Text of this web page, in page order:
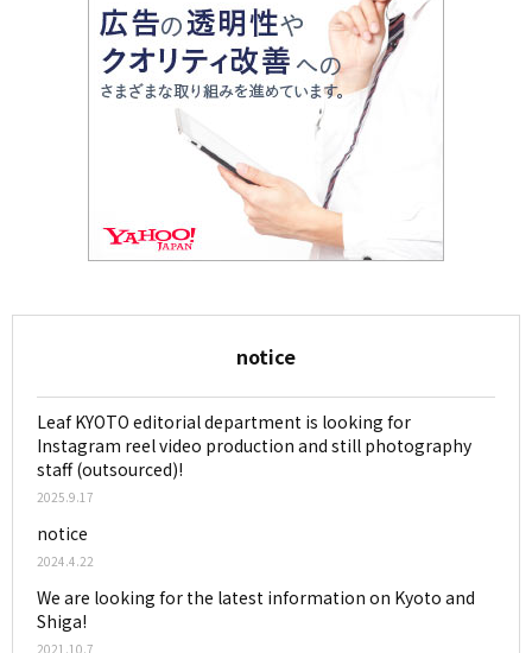
notice
Leaf KYOTO editorial department is looking for
Instagram reel video production and still photography
staff (outsourced)!
2025.9.17
notice
2024.4.22
We are looking for the latest information on Kyoto and
Shiga!
2021.10.7